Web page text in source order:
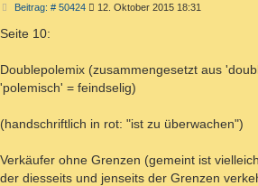
Beitrag: # 50424Beitrag12. Oktober 2015 18:31
Seite 10:
Doublepolemix (zusammengesetzt aus
'polemisch' = feindselig)
(handschriftlich in rot: "ist zu überwachen")
Verkäufer ohne Grenzen (gemeint ist
der diesseits und jenseits der Grenzen